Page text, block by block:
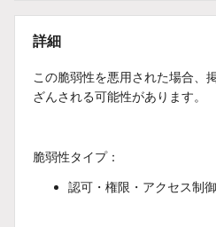
詳細
この脆弱性を悪用された場合、
ざんされる可能性があります。
脆弱性タイプ：
認可・権限・アクセス制御